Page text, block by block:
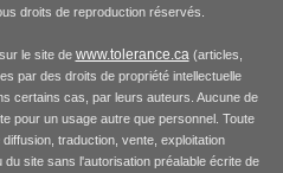
droits de reproduction réservés.
le site de www.tolerance.ca(articles,
par des droits de propriété intellectuelle
certains cas, par leurs auteurs. Aucune de
pour un usage autre que personnel. Toute
traduction, vente, exploitation
site sans l'autorisation préalable écrite de